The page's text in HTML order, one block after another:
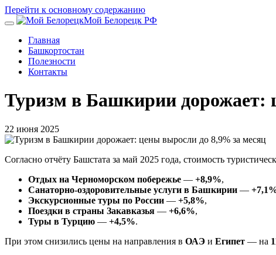
Перейти к основному содержанию
Мой Белорецк РФ
Главная
Башкортостан
Полезности
Контакты
Туризм в Башкирии дорожает:
22 июня 2025
Согласно отчёту Башстата за май 2025 года, стоимость
Отдых на Черноморском побережье — +8,9%,
Санаторно-оздоровительные услуги в Башкирии —
Экскурсионные туры по России — +5,8%,
Поездки в страны Закавказья — +6,6%,
Туры в Турцию — +4,5%.
При этом снизились цены на направления в ОАЭ и Египет — на